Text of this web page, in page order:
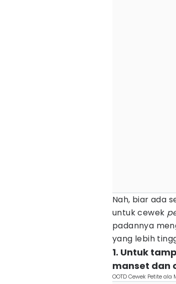
Nah, biar ada
untuk cewek
padannya
yang lebih
1. Untuk
manset dan
OOTD Cewek Petite